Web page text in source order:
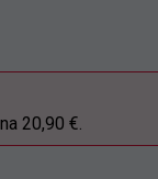
20,90 €.